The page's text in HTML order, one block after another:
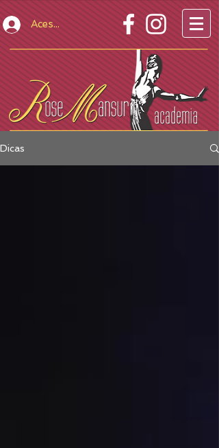
Acesso Restrito
Dicas